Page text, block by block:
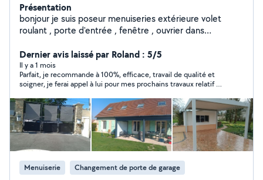
Présentation
bonjour je suis poseur menuiseries extérieure volet
roulant , porte d'entrée , fenêtre , ouvrier dans
sentinel,Cardin, came) porte de garage et pose de
pergolas.
Dernier avis laissé par Roland : 5/5
Il y a 1 mois
Parfait, je recommande à 100%, efficace, travail de qualité et
soigner, je ferai appel à lui pour mes prochains travaux relatif à
Menuiserie Changement de porte de garage